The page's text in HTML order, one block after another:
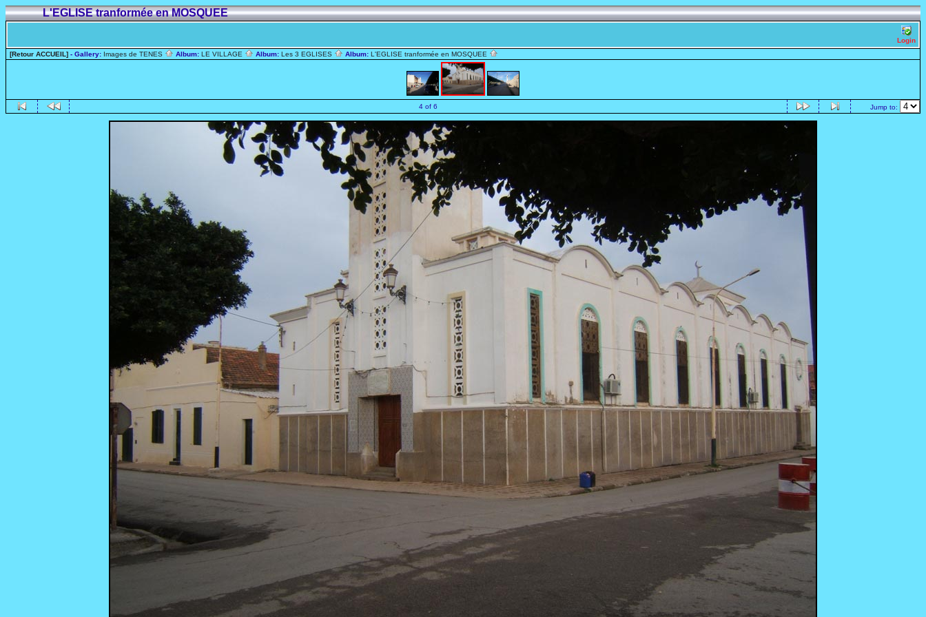
L'EGLISE tranformée en MOSQUEE
Login
[Retour ACCUEIL] - Gallery: Images de TENES Album: LE VILLAGE Album: Les 3 EGLISES Album: L'EGLISE tranformée en MOSQUEE
4 of 6 Jump to: